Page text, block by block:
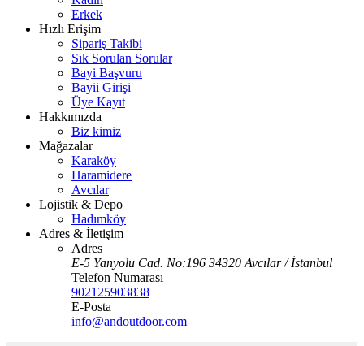
Erkek
Hızlı Erişim
Sipariş Takibi
Sık Sorulan Sorular
Bayi Başvuru
Bayii Girişi
Üye Kayıt
Hakkımızda
Biz kimiz
Mağazalar
Karaköy
Haramidere
Avcılar
Lojistik & Depo
Hadımköy
Adres & İletişim
Adres
E-5 Yanyolu Cad. No:196 34320 Avcılar / İstanbul
Telefon Numarası
902125903838
E-Posta
info@andoutdoor.com